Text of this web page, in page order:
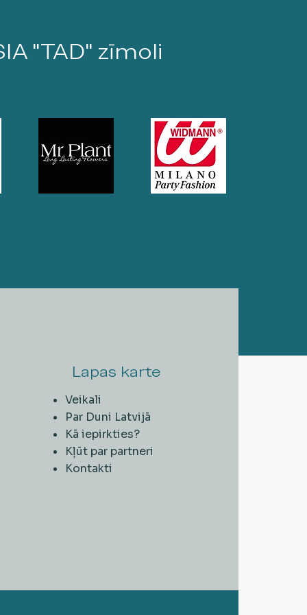
"TAD" zīmoli
Lapas karte
Veikali
Par Duni Latvijā
Kā iepirkties?
Kļūt par partneri
Kontakti